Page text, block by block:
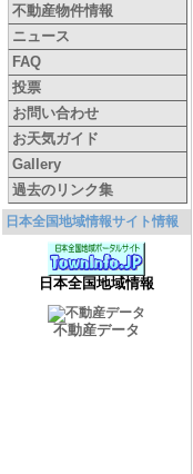
不動産物件情報
ニュース
FAQ
投票
お問い合わせ
お天気ガイド
Gallery
過去のリンク集
日本全国地域情報サイト情報
日本全国地域情報
不動産データ